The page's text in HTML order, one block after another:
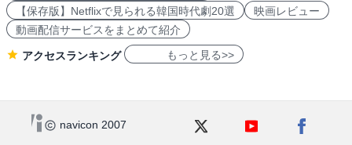
【保存版】Netflixで見られる韓国時代劇20選
映画レビュー
動画配信サービスをまとめて紹介
アクセスランキング もっと見る>>
navicon 2007